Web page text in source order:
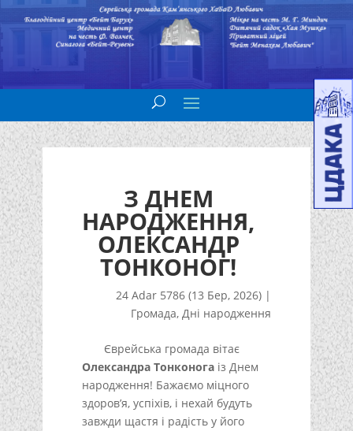
З ДНЕМ
НАРОДЖЕННЯ,
ОЛЕКСАНДР
ТОНКОНОГ!
24 Adar 5786 (13 Бер, 2026) |
Громада,Дні народження
Єврейська громада вітає
Олександра Тонконогаіз Днем
народження! Бажаємо міцного
здоров’я, успіхів, і нехай будуть
завжди щастя і радість у його